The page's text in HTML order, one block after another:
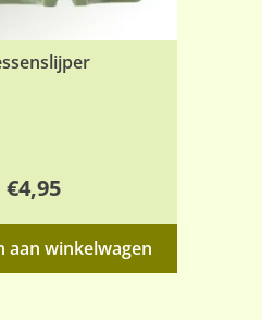
€4,95
aan winkelwagen